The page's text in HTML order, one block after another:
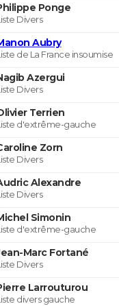
Ponge
Divers
Aubry
de La France insoumise
Azergui
Divers
Terrien
d'extrême-gauche
Zorn
Divers
Alexandre
Divers
Simonin
d'extrême-gauche
Marc Fortané
Divers
Larrouturou
divers gauche